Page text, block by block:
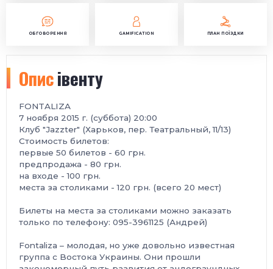
ОБГОВОРЕННЯ GAMIFICATION ПЛАН ПОЇЗДКИ
Описівенту
FONTALIZA
7 ноября 2015 г. (суббота) 20:00
Клуб "Jazzter" (Харьков, пер. Театральный, 11/13)
Стоимость билетов:
первые 50 билетов - 60 грн.
предпродажа - 80 грн.
на входе - 100 грн.
места за столиками - 120 грн. (всего 20 мест)
Билеты на места за столиками можно заказать
только по телефону: 095-3961125 (Андрей)
Fontaliza – молодая, но уже довольно известная
группа с Востока Украины. Они прошли